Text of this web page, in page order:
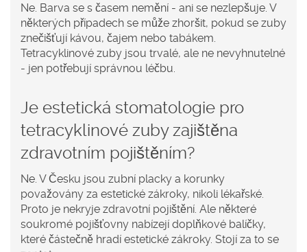
Ne. Barva se s časem nemění - ani se nezlepšuje. V
některých případech se může zhoršit, pokud se zuby
znečišťují kávou, čajem nebo tabákem.
Tetracyklinové zuby jsou trvalé, ale ne nevyhnutelné
- jen potřebují správnou léčbu.
Je estetická stomatologie pro
tetracyklinové zuby zajištěna
zdravotním pojištěním?
Ne. V Česku jsou zubní placky a korunky
považovány za estetické zákroky, nikoli lékařské.
Proto je nekryje zdravotní pojištění. Ale některé
soukromé pojišťovny nabízejí doplňkové balíčky,
které částečně hradí estetické zákroky. Stojí za to se